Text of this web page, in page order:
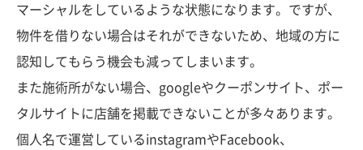
マーシャルをしているような状態になります。ですが、
物件を借りない場合はそれができないため、地域の方に
認知してもらう機会も減ってしまいます。
また施術所がない場合、googleやクーポンサイト、ポー
タルサイトに店舗を掲載できないことが多々あります。
個人名で運営しているinstagramやFacebook、